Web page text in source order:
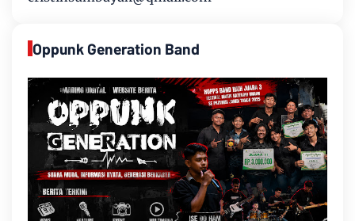
Oppunk Generation Band